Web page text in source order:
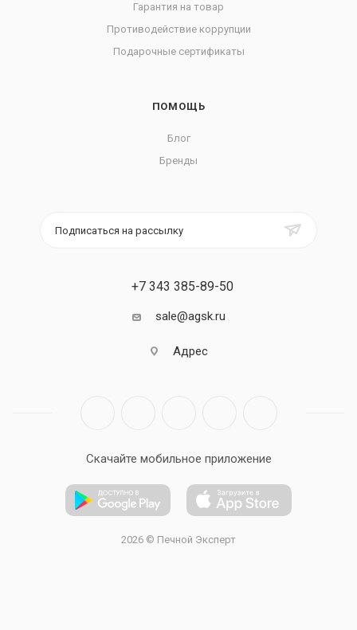
Гарантия на товар
Противодействие коррупции
Подарочные сертификаты
ПОМОЩЬ
Блог
Бренды
Подписаться на рассылку
+7 343 385-89-50
sale@agsk.ru
Адрес
Скачайте мобильное приложение
2026 © Печной Эксперт